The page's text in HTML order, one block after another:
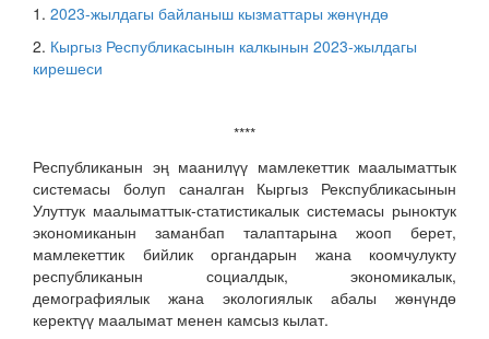
1. 2023-жылдагы байланыш кызматтары жөнүндө
2. Кыргыз Республикасынын калкынын 2023-жылдагы
кирешеси
****
Республиканын эң маанилүү мамлекеттик маалыматтык
системасы болуп саналган Кыргыз Рекспубликасынын
Улуттук маалыматтык-статистикалык системасы рыноктук
экономиканын заманбап талаптарына жооп берет,
мамлекеттик бийлик органдарын жана коомчулукту
республиканын социалдык, экономикалык,
демографиялык жана экологиялык абалы жөнүндө
керектүү маалымат менен камсыз кылат.